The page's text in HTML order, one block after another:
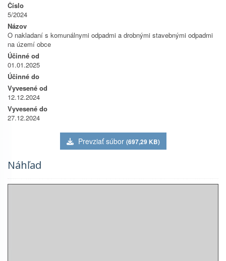
Číslo
5/2024
Názov
O nakladaní s komunálnymi odpadmi a drobnými stavebnými odpadmi
na území obce
Účinné od
01.01.2025
Účinné do
Vyvesené od
12.12.2024
Vyvesené do
27.12.2024
Prevziať súbor (697,29 KB)
Náhľad